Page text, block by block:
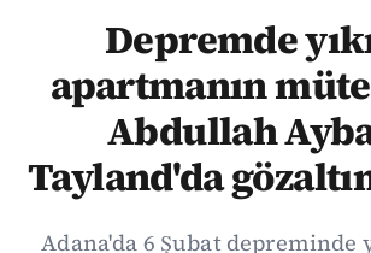
Depremde
apartmanın
Abdullah
Tayland'da
Adana'da 6 Şubat depreminde